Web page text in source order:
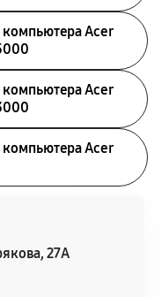
Acer
Acer
Acer
27А